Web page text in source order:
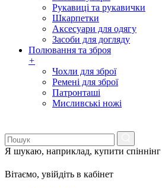
Рукавиці та рукавички
Шкарпетки
Аксесуари для одягу
Засоби для догляду
Полювання та зброя
+
Чохли для зброї
Ремені для зброї
Патронташі
Мисливські ножі
Я шукаю, наприклад, купити спіннінг
Вітаємо, увійдіть в кабінет